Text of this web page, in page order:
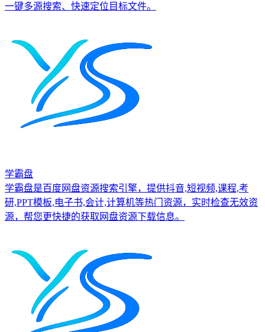
一键多源搜索、快速定位目标文件。
学霸盘
学霸盘是百度网盘资源搜索引擎，提供抖音,短视频,课程,考
研,PPT模板,电子书,会计,计算机等热门资源，实时检查无效资
源，帮您更快捷的获取网盘资源下载信息。